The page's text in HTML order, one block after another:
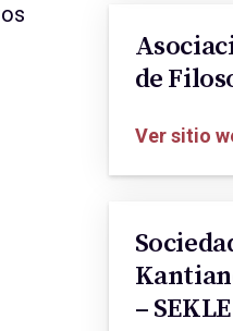
de
Ver sitio
– SEKLE